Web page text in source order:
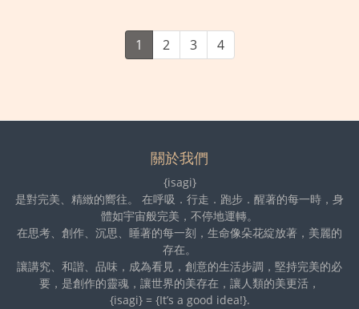
1 2 3 4
關於我們
{isagi}
是對完美、精緻的嚮往。 在呼吸．行走．跑步．醒著的每一時，身
體如宇宙般完美，不停地運轉。
在思考、創作、沉思、睡著的每一刻，生命像朵花綻放著，美麗的
存在。
讓講究、和諧、品味，成為看見，創意的生活步調，堅持完美的必
要，是創作的靈魂，讓世界的美存在，讓人類的美更活，
{isagi} = {It’s a good idea!}.